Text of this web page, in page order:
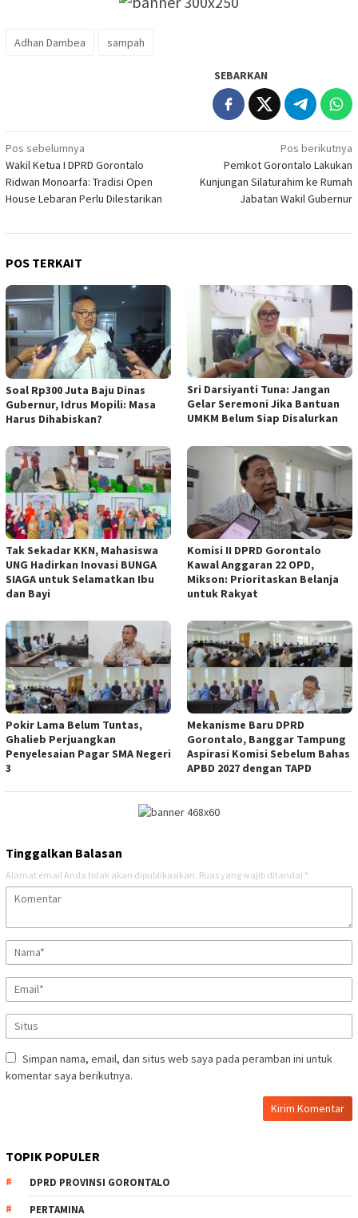
Adhan Dambea sampah
SEBARKAN
Navigasi
pos
Pos sebelumnya
Wakil Ketua I DPRD Gorontalo
Ridwan Monoarfa: Tradisi Open
House Lebaran Perlu Dilestarikan
Pos berikutnya
Pemkot Gorontalo Lakukan
Kunjungan Silaturahim ke Rumah
Jabatan Wakil Gubernur
POS TERKAIT
Soal Rp300 Juta Baju Dinas
Gubernur, Idrus Mopili: Masa
Harus Dihabiskan?
Sri Darsiyanti Tuna: Jangan
Gelar Seremoni Jika Bantuan
UMKM Belum Siap Disalurkan
Tak Sekadar KKN, Mahasiswa
UNG Hadirkan Inovasi BUNGA
SIAGA untuk Selamatkan Ibu
dan Bayi
Komisi II DPRD Gorontalo
Kawal Anggaran 22 OPD,
Mikson: Prioritaskan Belanja
untuk Rakyat
Pokir Lama Belum Tuntas,
Ghalieb Perjuangkan
Penyelesaian Pagar SMA Negeri
3
Mekanisme Baru DPRD
Gorontalo, Banggar Tampung
Aspirasi Komisi Sebelum Bahas
APBD 2027 dengan TAPD
Tinggalkan Balasan
Alamat email Anda tidak akan dipublikasikan. Ruas yang wajib ditandai *
Simpan nama, email, dan situs web saya pada peramban ini untuk
komentar saya berikutnya.
TOPIK POPULER
DPRD PROVINSI GORONTALO
PERTAMINA